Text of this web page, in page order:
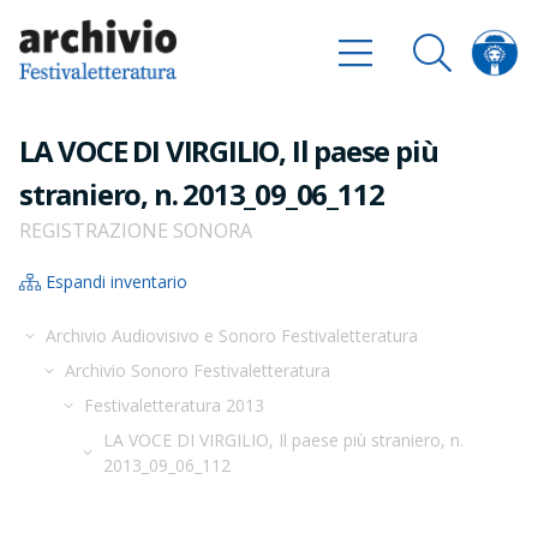
LA VOCE DI VIRGILIO, Il paese più
straniero, n. 2013_09_06_112
REGISTRAZIONE SONORA
Espandi inventario
Archivio Audiovisivo e Sonoro Festivaletteratura
Archivio Sonoro Festivaletteratura
Festivaletteratura 2013
LA VOCE DI VIRGILIO, Il paese più straniero, n.
2013_09_06_112